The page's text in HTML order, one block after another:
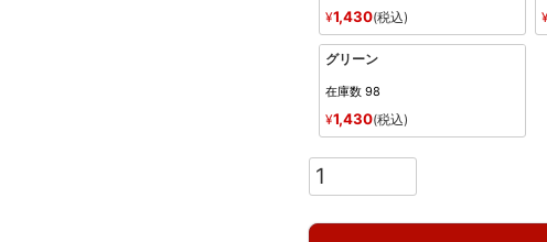
¥1,430 税込
グリーン
在庫数 98
¥1,430 税込